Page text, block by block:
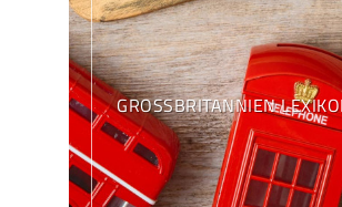
GROSSBRITANNIEN LEXIKON